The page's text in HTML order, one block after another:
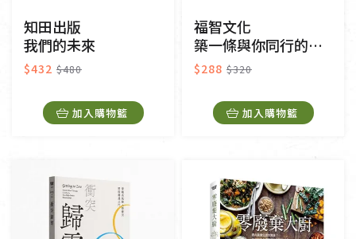
知田出版
我們的未來
$432 $480
加入購物籃
福智文化
築一條與你同行的長路
$288 $320
加入購物籃